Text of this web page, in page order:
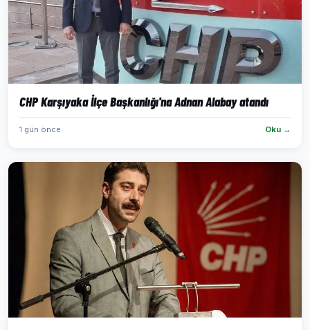
CHP Karşıyaka İlçe Başkanlığı'na Adnan Alabay atandı
1 gün önce Oku →